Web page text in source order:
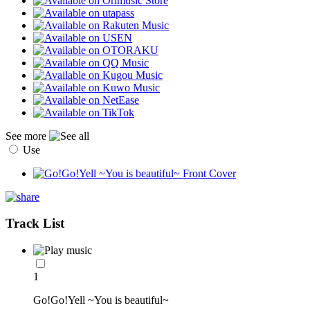
See more
Use
Track List
1
Go!Go!Yell ~You is beautiful~